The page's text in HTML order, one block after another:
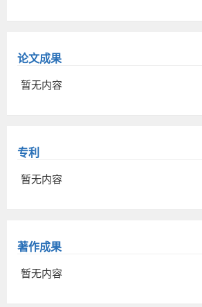
论文成果
暂无内容
专利
暂无内容
著作成果
暂无内容